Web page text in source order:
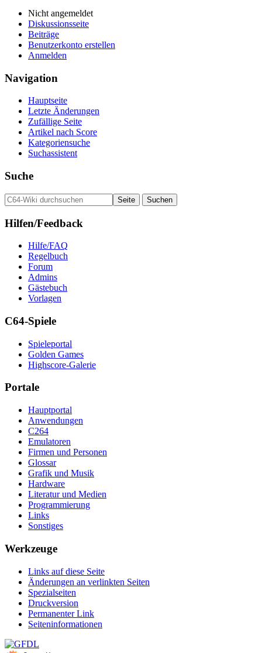
Nicht angemeldet
Diskussionsseite
Beiträge
Benutzerkonto erstellen
Anmelden
Navigation
Hauptseite
Letzte Änderungen
Zufällige Seite
Artikel nach Score
Kategoriensuche
Suchassistent
Suche
Hilfen/Feedback
Hilfe/FAQ
Regelbuch
Forum
Admins
Gästebuch
Vorlagen
C64-Spiele
Spieleportal
Golden Games
Highscore-Galerie
Portale
Hauptportal
Anwendungen
C264
Emulatoren
Firmen und Personen
Glossar
Grafik und Musik
Hardware
Literatur und Medien
Programmierung
Links
Sonstiges
Werkzeuge
Links auf diese Seite
Änderungen an verlinkten Seiten
Spezialseiten
Druckversion
Permanenter Link
Seiten­­informationen